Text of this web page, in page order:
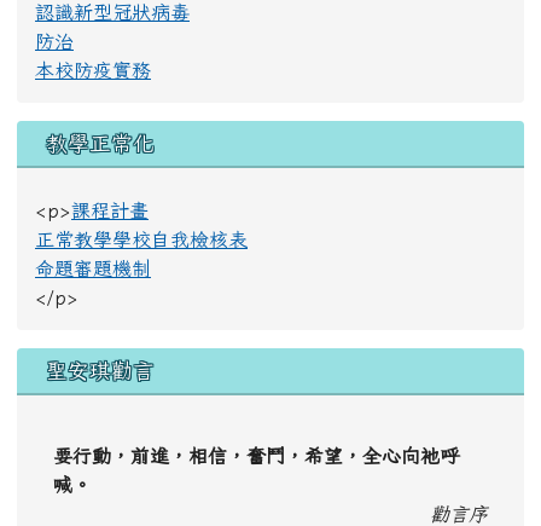
認識新型冠狀病毒
防治
本校防疫實務
教學正常化
<p>課程計畫
正常教學學校自我檢核表
命題審題機制
</p>
聖安琪勸言
要行動，前進，相信，奮鬥，希望，全心向祂呼
喊。
勸言序